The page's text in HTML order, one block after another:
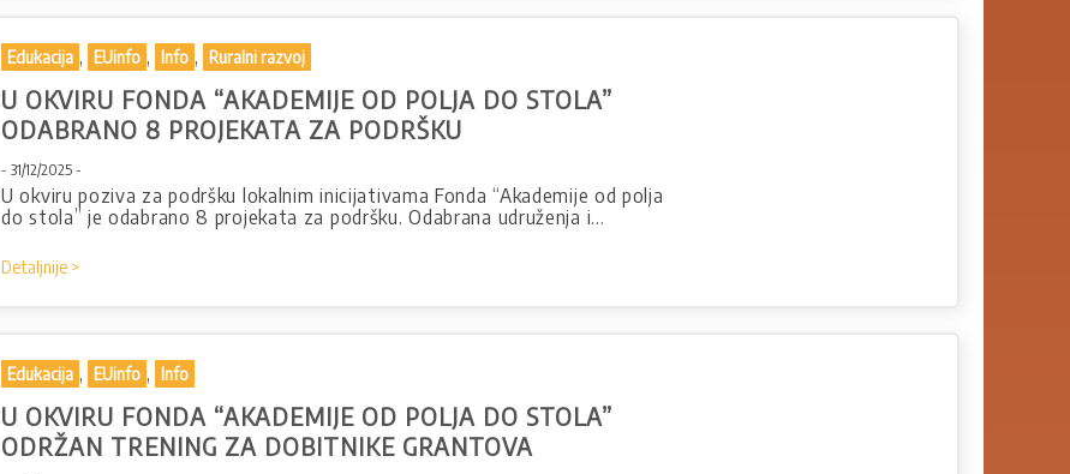
Edukacija , EUinfo , Info , Ruralni razvoj
U OKVIRU FONDA “AKADEMIJE OD POLJA DO STOLA”
ODABRANO 8 PROJEKATA ZA PODRŠKU
- 31/12/2025 -
U okviru poziva za podršku lokalnim inicijativama Fonda “Akademije od polja
do stola” je odabrano 8 projekata za podršku. Odabrana udruženja i…
Detaljnije >
Edukacija , EUinfo , Info
U OKVIRU FONDA “AKADEMIJE OD POLJA DO STOLA”
ODRŽAN TRENING ZA DOBITNIKE GRANTOVA